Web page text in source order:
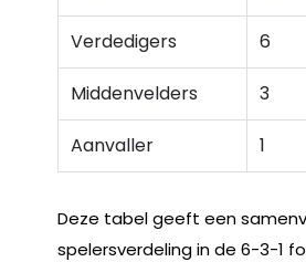
Verdedigers 6
Middenvelders 3
Aanvaller 1
Deze tabel geeft een
spelersverdeling in de 6-3-1